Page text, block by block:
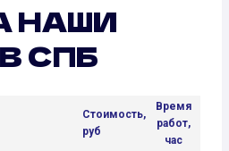
НАШИ
СПБ
Стоимость,
руб
Время
работ,
час